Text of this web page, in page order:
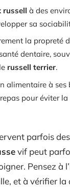
russell à des
sa
la propreté
dentaire,
russell terrier.
alimentaire à ses
pour éviter la
parfois
vif peut
Pensez à
et à vérifier